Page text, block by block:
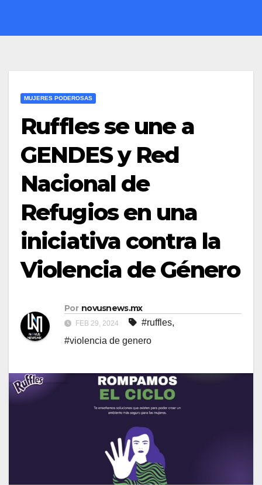
MUJERES PODEROSAS
Ruffles se une a
GENDES y Red
Nacional de
Refugios en una
iniciativa contra la
Violencia de Género
Por novusnews.mx
FEB 29, 2024 #ruffles,
#violencia de genero